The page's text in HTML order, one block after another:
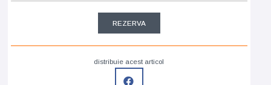
REZERVA
distribuie acest articol